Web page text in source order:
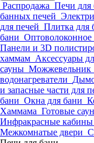
Распродажа Печи для
банных печей
для печей Плитка для
бани Оптоволоконное
Панели и 3D
хаммам Аксессуары
сауны Можжевельник
водонагреватели
и запасные части для
бани Окна для бани
Хаммама Готовые
Инфракрасные кабины
Межкомнатые двери